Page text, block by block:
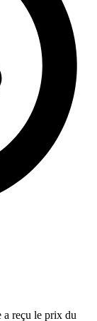
a reçu le prix du